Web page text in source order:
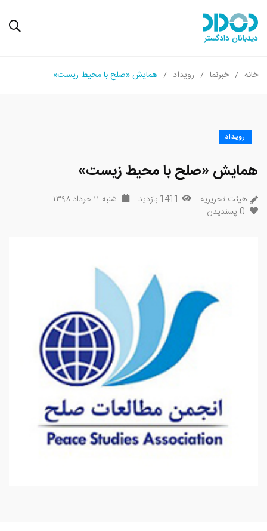
خانه خبرنما رویداد همایش «صلح با محیط زیست»
رویداد
همایش «صلح با محیط زیست»
هیئت تحریریه 1411 بازدید
شنبه ۱۱ خرداد ۱۳۹۸
0 پسندیدن